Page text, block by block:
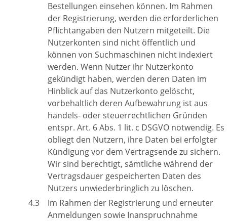
Bestellungen einsehen können. Im Rahmen
der Registrierung, werden die erforderlichen
Pflichtangaben den Nutzern mitgeteilt. Die
Nutzerkonten sind nicht öffentlich und
können von Suchmaschinen nicht indexiert
werden. Wenn Nutzer ihr Nutzerkonto
gekündigt haben, werden deren Daten im
Hinblick auf das Nutzerkonto gelöscht,
vorbehaltlich deren Aufbewahrung ist aus
handels- oder steuerrechtlichen Gründen
entspr. Art. 6 Abs. 1 lit. c DSGVO notwendig. Es
obliegt den Nutzern, ihre Daten bei erfolgter
Kündigung vor dem Vertragsende zu sichern.
Wir sind berechtigt, sämtliche während der
Vertragsdauer gespeicherten Daten des
Nutzers unwiederbringlich zu löschen.
Im Rahmen der Registrierung und erneuter
Anmeldungen sowie Inanspruchnahme